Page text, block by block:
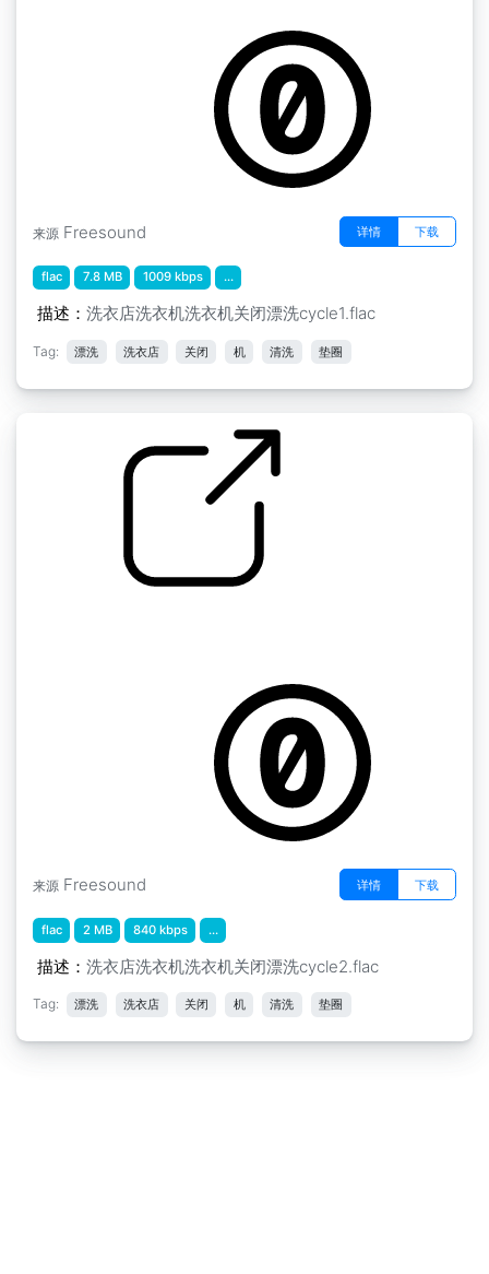
来源 Freesound 详情 下载
flac 7.8 MB 1009 kbps ...
描述： 洗衣店洗衣机洗衣机关闭漂洗cycle1.flac
Tag: 漂洗 洗衣店 关闭 机 清洗 垫圈
来源 Freesound 详情 下载
flac 2 MB 840 kbps ...
描述： 洗衣店洗衣机洗衣机关闭漂洗cycle2.flac
Tag: 漂洗 洗衣店 关闭 机 清洗 垫圈